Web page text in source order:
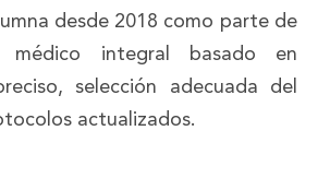
desde 2018 como parte de
médico integral basado en
selección adecuada del
actualizados.